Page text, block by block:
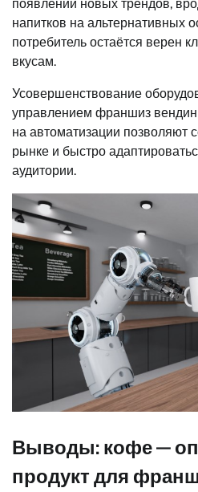
появлении новых трендов,
напитков на альтернативных
потребитель остаётся верен
вкусам.
Усовершенствование
управлением франшиз
на автоматизации позволяют
рынке и быстро
аудитории.
Выводы: кофе —
продукт для